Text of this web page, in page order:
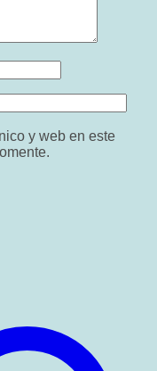
y web en este